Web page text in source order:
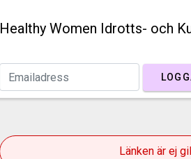
Healthy Women Idrotts- och
Länken är ej